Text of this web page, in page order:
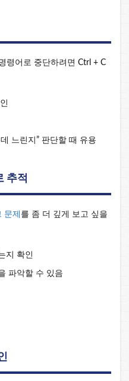
령어로 중단하려면 Ctrl + C
느린지” 판단할 때 유용
추적
문제 를 좀 더 깊게 보고 싶을
지 확인
파악할 수 있음